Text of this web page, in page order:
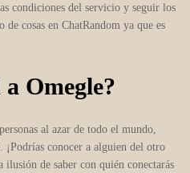
condiciones del servicio y seguir los
de cosas en ChatRandom ya que es
Omegle?
al azar de todo el mundo,
conocer a alguien del otro
de saber con quién conectarás